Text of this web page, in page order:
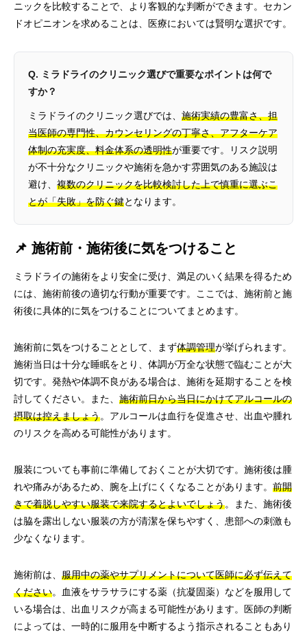
ニックを比較することで、より客観的な判断ができます。セカン
ドオピニオンを求めることは、医療においては賢明な選択です。
Q. ミラドライのクリニック選びで重要なポイントは何で
すか？
ミラドライのクリニック選びでは、 施術実績の豊富さ、担
当医師の専門性、カウンセリングの丁寧さ、アフターケア
体制の充実度、料金体系の透明性が重要です。リスク説明
が不十分なクリニックや施術を急かす雰囲気のある施設は
避け、 複数のクリニックを比較検討した上で慎重に選ぶこ
とが「失敗」を防ぐ鍵となります。
📌 施術前・施術後に気をつけること
ミラドライの施術をより安全に受け、満足のいく結果を得るため
には、施術前後の適切な行動が重要です。ここでは、施術前と施
術後に具体的に気をつけることについてまとめます。
施術前に気をつけることとして、まず体調管理が挙げられます。
施術当日は十分な睡眠をとり、体調が万全な状態で臨むことが大
切です。発熱や体調不良がある場合は、施術を延期することを検
討してください。また、 施術前日から当日にかけてアルコールの
摂取は控えましょう。アルコールは血行を促進させ、出血や腫れ
のリスクを高める可能性があります。
服装についても事前に準備しておくことが大切です。施術後は腫
れや痛みがあるため、腕を上げにくくなることがあります。 前開
きで着脱しやすい服装で来院するとよいでしょう。また、施術後
は脇を露出しない服装の方が清潔を保ちやすく、患部への刺激も
少なくなります。
施術前は、 服用中の薬やサプリメントについて医師に必ず伝えて
ください。血液をサラサラにする薬（抗凝固薬）などを服用して
いる場合は、出血リスクが高まる可能性があります。医師の判断
によっては、一時的に服用を中断するよう指示されることもあり